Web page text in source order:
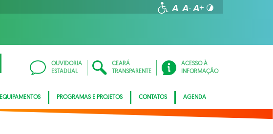
OUVIDORIA
ESTADUAL
CEARÁ
TRANSPARENTE
ACESSO À
INFORMAÇÃO
EQUIPAMENTOS PROGRAMAS E PROJETOS CONTATOS AGENDA